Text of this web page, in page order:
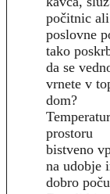
počitnic ali
poslovne
tako
da se
vrnete v
dom?
prostoru
bistveno
na udobje
dobro